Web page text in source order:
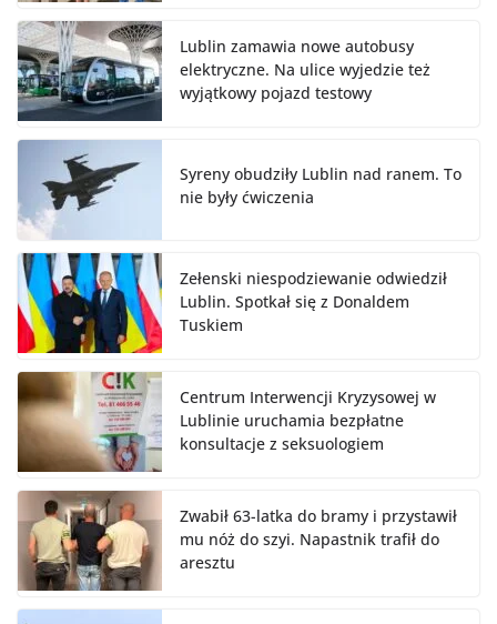
Lublin zamawia nowe autobusy
elektryczne. Na ulice wyjedzie też
wyjątkowy pojazd testowy
Syreny obudziły Lublin nad ranem. To
nie były ćwiczenia
Zełenski niespodziewanie odwiedził
Lublin. Spotkał się z Donaldem
Tuskiem
Centrum Interwencji Kryzysowej w
Lublinie uruchamia bezpłatne
konsultacje z seksuologiem
Zwabił 63-latka do bramy i przystawił
mu nóż do szyi. Napastnik trafił do
aresztu